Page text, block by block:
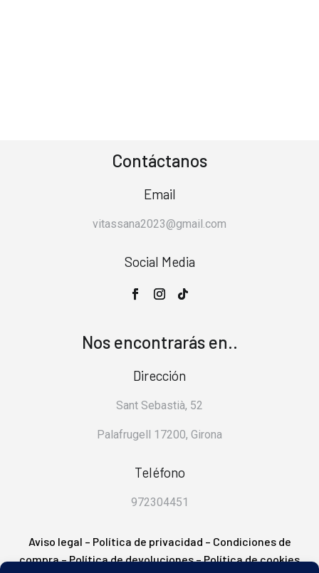
Contáctanos
Email
vitassana2023@gmail.com
Social Media
Nos encontrarás en..
Dirección
Sant Sebastià, 52
Palafrugell 17200, Girona
Teléfono
972304451
Aviso legal – Política de privacidad – Condiciones de
compra–Política de devoluciones–Política de cookies